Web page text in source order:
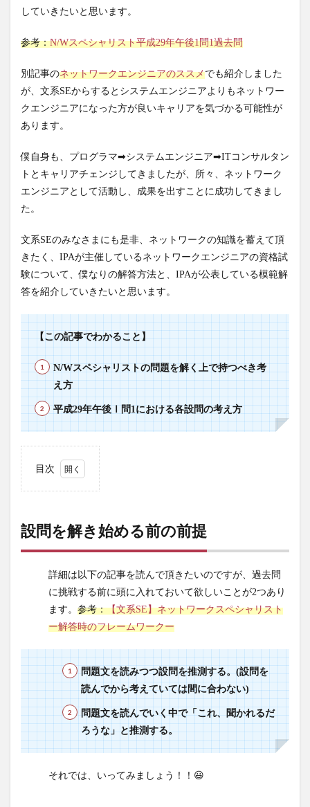
していきたいと思います。
参考：N/Wスペシャリスト平成29年午後1問1過去問
別記事のネットワークエンジニアのススメでも紹介しました
が、文系SEからするとシステムエンジニアよりもネットワー
クエンジニアになった方が良いキャリアを気づかる可能性が
あります。
僕自身も、プログラマ➡システムエンジニア➡ITコンサルタン
トとキャリアチェンジしてきましたが、所々、ネットワーク
エンジニアとして活動し、成果を出すことに成功してきまし
た。
文系SEのみなさまにも是非、ネットワークの知識を蓄えて頂
きたく、IPAが主催しているネットワークエンジニアの資格試
験について、僕なりの解答方法と、IPAが公表している模範解
答を紹介していきたいと思います。
【この記事でわかること】
N/Wスペシャリストの問題を解く上で持つべき考
え方
平成29年午後Ⅰ問1における各設問の考え方
目次
き始
前提
文を
なが
ら僕
が考
いっ
た内
容
設問を解き始める前の前提
詳細は以下の記事を読んで頂きたいのですが、過去問
に挑戦する前に頭に入れておいて欲しいことが2つあり
ます。 参考：【文系SE】ネットワークスペシャリスト
ー解答時のフレームワークー
問題文を読みつつ設問を推測する。(設問を
読んでから考えていては間に合わない)
問題文を読んでいく中で「これ、聞かれるだ
ろうな」と推測する。
それでは、いってみましょう！！😃